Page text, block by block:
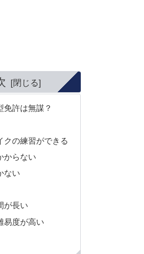
免許は無謀？
クの練習ができる
からない
ない
が長い
易度が高い